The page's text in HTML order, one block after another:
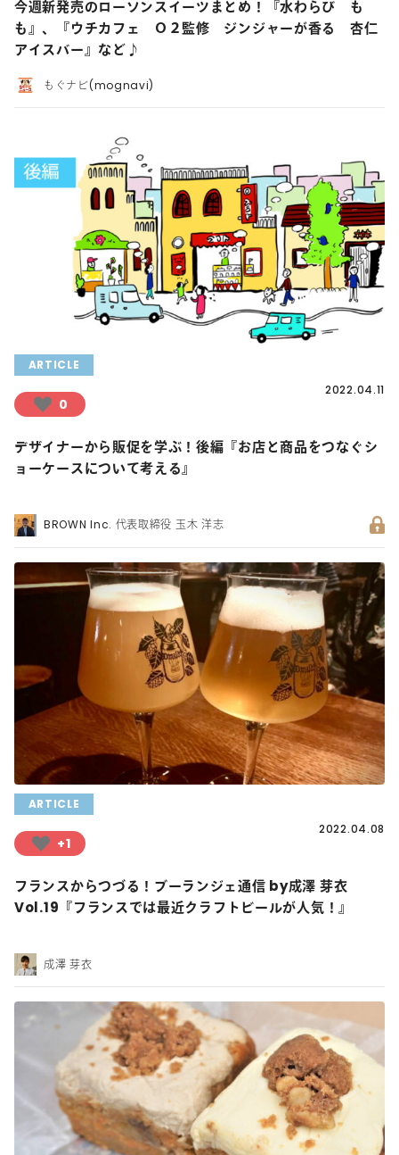
今週新発売のローソンスイーツまとめ！『水わらび も
も』、『ウチカフェ Ｏ２監修 ジンジャーが香る 杏仁
アイスバー』など♪
もぐナビ(mognavi)
ARTICLE
0
2022.04.11
デザイナーから販促を学ぶ！後編『お店と商品をつなぐシ
ョーケースについて考える』
BROWN Inc. 代表取締役 玉木 洋志
ARTICLE
+1
2022.04.08
フランスからつづる！ブーランジェ通信 by成澤 芽衣
Vol.19『フランスでは最近クラフトビールが人気！』
成澤 芽衣